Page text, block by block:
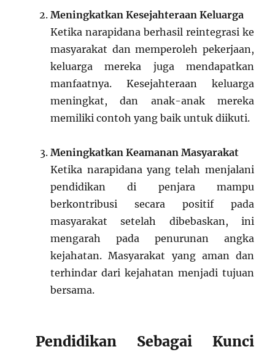
Meningkatkan Kesejahteraan Keluarga
Ketika narapidana berhasil reintegrasi ke
masyarakat dan memperoleh pekerjaan,
keluarga mereka juga mendapatkan
manfaatnya. Kesejahteraan keluarga
meningkat, dan anak-anak mereka
memiliki contoh yang baik untuk diikuti.
Meningkatkan Keamanan Masyarakat
Ketika narapidana yang telah menjalani
pendidikan di penjara mampu
berkontribusi secara positif pada
masyarakat setelah dibebaskan, ini
mengarah pada penurunan angka
kejahatan. Masyarakat yang aman dan
terhindar dari kejahatan menjadi tujuan
bersama.
Pendidikan Sebagai Kunci